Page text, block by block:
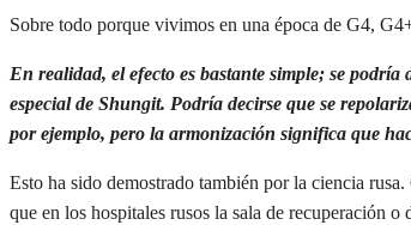
Sobre todo porque vivimos en una época de G4,
En realidad, el efecto es bastante simple; se
especial de Shungit. Podría decirse que se
por ejemplo, pero la armonización significa que
Esto ha sido demostrado también por la ciencia
que en los hospitales rusos la sala de recuperación